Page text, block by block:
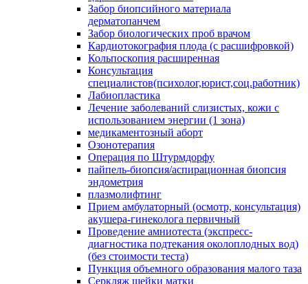
Забор биопсийного материала
дерматопанчем
Забор биологических проб врачом
Кардиотокография плода (с расшифровкой)
Кольпоскопия расширенная
Консультация
специалистов(психолог,юрист,соц.работник)
Лабиопластика
Лечение заболеваний слизистых, кожи с
использованием энергии (1 зона)
медикаментозный аборт
Озонотерапия
Операция по Штурмдорфу
пайпель-биопсия/аспирационная биопсия
эндометрия
плазмолифтинг
Прием амбулаторный (осмотр, консультация)
акушера-гинеколога первичный
Проведение амниотеста (экспресс-
диагностика подтекания околоплодных вод)
(без стоимости теста)
Пункция объемного образования малого таза
Серкляж шейки матки